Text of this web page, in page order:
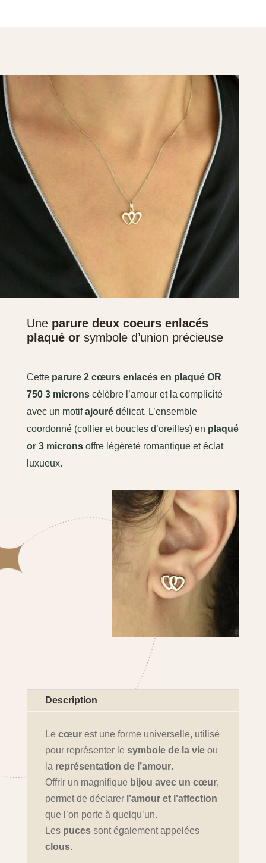
Une parure deux coeurs enlacés
plaqué orsymbole d’union précieuse
Cette parure 2 cœurs enlacés en plaqué OR
750 3 micronscélèbre l’amour et la complicité
avec un motifajourédélicat. L’ensemble
coordonné (collier et boucles d’oreilles) en plaqué
or 3 micronsoffre légèreté romantique et éclat
luxueux.
Description
Le cœurest une forme universelle, utilisé
pour représenter le symbole de la vieou
la représentation de l’amour.
Offrir un magnifique bijou avec un cœur,
permet de déclarer l’amour et l’affection
que l’on porte à quelqu’un.
Les pucessont également appelées
clous.